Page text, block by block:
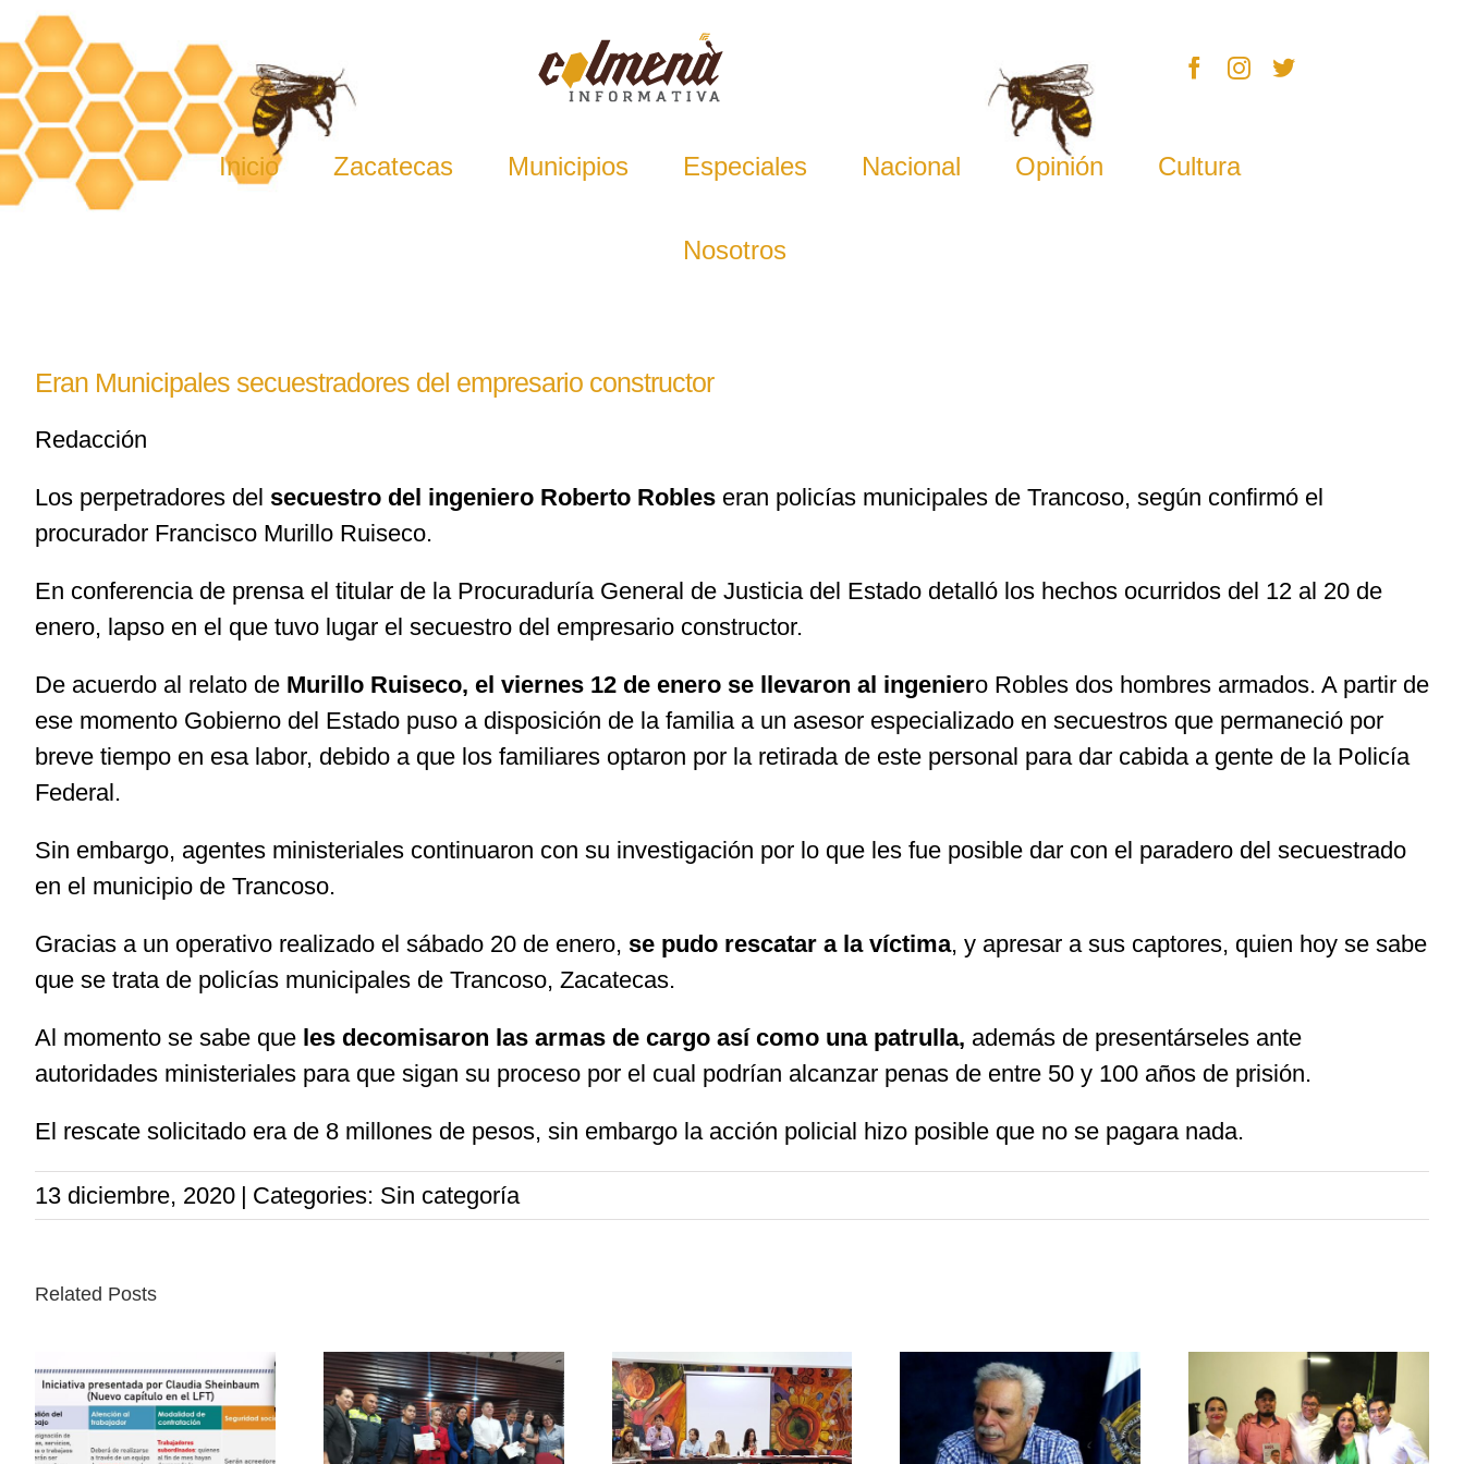
Skip
to
content
Inicio Zacatecas Municipios Especiales Nacional Opinión Cultura
Nosotros
Eran Municipales secuestradores del empresario constructor
Redacción
Los perpetradores del secuestro del ingeniero Roberto Robles eran policías municipales de Trancoso, según confirmó el
procurador Francisco Murillo Ruiseco.
En conferencia de prensa el titular de la Procuraduría General de Justicia del Estado detalló los hechos ocurridos del 12 al 20 de
enero, lapso en el que tuvo lugar el secuestro del empresario constructor.
De acuerdo al relato de Murillo Ruiseco, el viernes 12 de enero se llevaron al ingeniero Robles dos hombres armados. A partir de
ese momento Gobierno del Estado puso a disposición de la familia a un asesor especializado en secuestros que permaneció por
breve tiempo en esa labor, debido a que los familiares optaron por la retirada de este personal para dar cabida a gente de la Policía
Federal.
Sin embargo, agentes ministeriales continuaron con su investigación por lo que les fue posible dar con el paradero del secuestrado
en el municipio de Trancoso.
Gracias a un operativo realizado el sábado 20 de enero, se pudo rescatar a la víctima, y apresar a sus captores, quien hoy se sabe
que se trata de policías municipales de Trancoso, Zacatecas.
Al momento se sabe que les decomisaron las armas de cargo así como una patrulla, además de presentárseles ante
autoridades ministeriales para que sigan su proceso por el cual podrían alcanzar penas de entre 50 y 100 años de prisión.
El rescate solicitado era de 8 millones de pesos, sin embargo la acción policial hizo posible que no se pagara nada.
13 diciembre, 2020 | Categories: Sin categoría
Related Posts